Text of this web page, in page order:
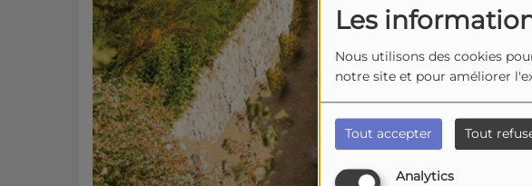
Les
Nous utilisons des cookies
notre site et pour améliorer
Tout accepter Tout
Analytics